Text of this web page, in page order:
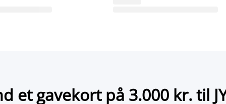
et gavekort på 3.000 kr. til